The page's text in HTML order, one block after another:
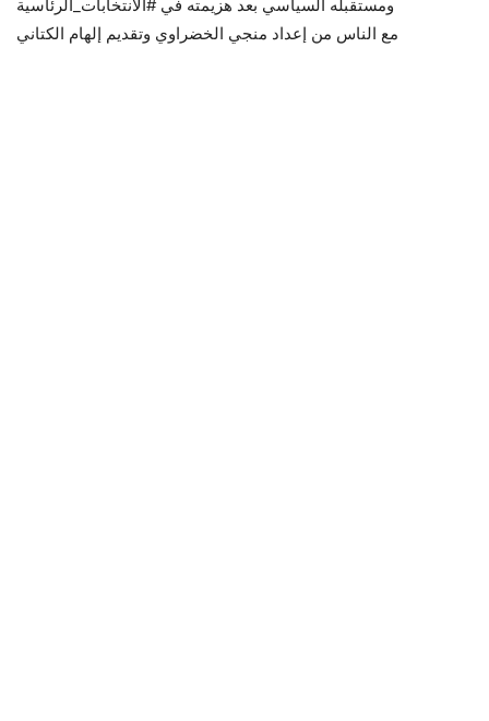
ومستقبله السياسي بعد هزيمته في #الانتخابات_الرئاسية
مع الناس من إعداد منجي الخضراوي وتقديم إلهام الكتاني